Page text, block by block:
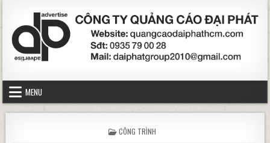
MENU
POSTED IN
CÔNG TRÌNH